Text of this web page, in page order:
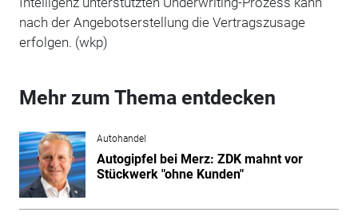
nach der Angebotserstellung die Vertragszusage
erfolgen. (wkp)
Mehr zum Thema entdecken
Autohandel
Autogipfel bei Merz: ZDK mahnt vor
Stückwerk "ohne Kunden"